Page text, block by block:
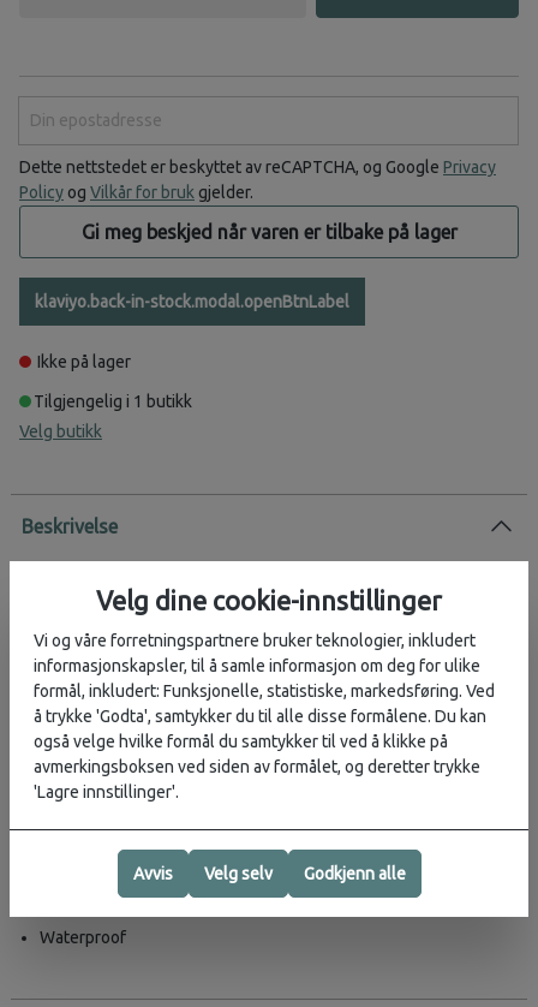
Dette nettstedet er beskyttet av reCAPTCHA, og Google Privacy
Policy og Vilkår for bruk gjelder.
Gi meg beskjed når varen er tilbake på lager
klaviyo.back-in-stock.modal.openBtnLabel
Ikke på lager
Tilgjengelig i 1 butikk
Velg butikk
Beskrivelse
Tote Bag is a waterproof tote perfect for shopping, commutes, or
the office. The design is punctuated by discreet functional details
for an elevated utilitarian look. Open the full-length coated zip to
reveal a spacious main compartment and zip pocket. Tote Bag
offers various carrying options through its detachable shoulder
strap, long hand/shoulder handles, and side-mounted grab handle.
Carry handles feature attachment rings for small items like keys.
fabric, engineered for carrying strength, durability, and a smooth
Waterproof
Velg dine cookie-innstillinger
Vi og våre forretningspartnere bruker teknologier, inkludert
informasjonskapsler, til å samle informasjon om deg for ulike
formål, inkludert: Funksjonelle, statistiske, markedsføring. Ved
å trykke 'Godta', samtykker du til alle disse formålene. Du kan
også velge hvilke formål du samtykker til ved å klikke på
avmerkingsboksen ved siden av formålet, og deretter trykke
'Lagre innstillinger'.
Avvis Velg selv Godkjenn alle